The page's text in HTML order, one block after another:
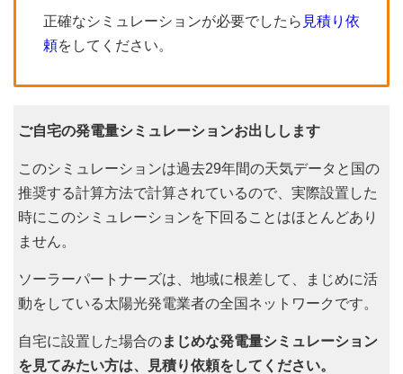
正確なシミュレーションが必要でしたら 見積り依
頼をしてください。
ご自宅の発電量シミュレーションお出しします
このシミュレーションは過去29年間の天気データと国の
推奨する計算方法で計算されているので、実際設置した
時にこのシミュレーションを下回ることはほとんどあり
ません。
ソーラーパートナーズは、地域に根差して、まじめに活
動をしている太陽光発電業者の全国ネットワークです。
自宅に設置した場合のまじめな発電量シミュレーション
を見てみたい方は、見積り依頼をしてください。